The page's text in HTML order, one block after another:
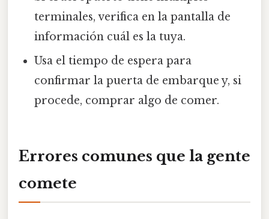
terminales, verifica en la pantalla de
información cuál es la tuya.
Usa el tiempo de espera para
confirmar la puerta de embarque y, si
procede, comprar algo de comer.
Errores comunes que la gente
comete